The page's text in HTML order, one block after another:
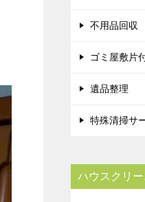
不用品回収
ゴミ屋敷片
遺品整理
特殊清掃サ
ハウスクリ